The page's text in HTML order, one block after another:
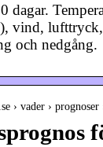
dagar.
vind,
och nedgång.
› vader › prognoser